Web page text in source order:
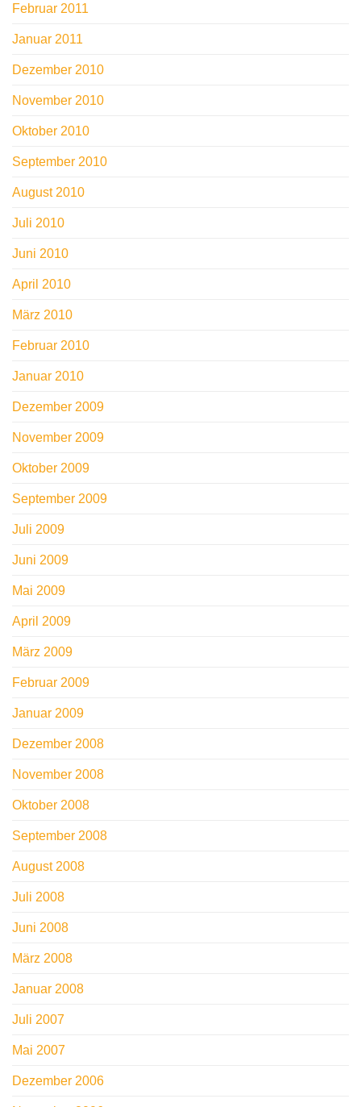
Februar 2011
Januar 2011
Dezember 2010
November 2010
Oktober 2010
September 2010
August 2010
Juli 2010
Juni 2010
April 2010
März 2010
Februar 2010
Januar 2010
Dezember 2009
November 2009
Oktober 2009
September 2009
Juli 2009
Juni 2009
Mai 2009
April 2009
März 2009
Februar 2009
Januar 2009
Dezember 2008
November 2008
Oktober 2008
September 2008
August 2008
Juli 2008
Juni 2008
März 2008
Januar 2008
Juli 2007
Mai 2007
Dezember 2006